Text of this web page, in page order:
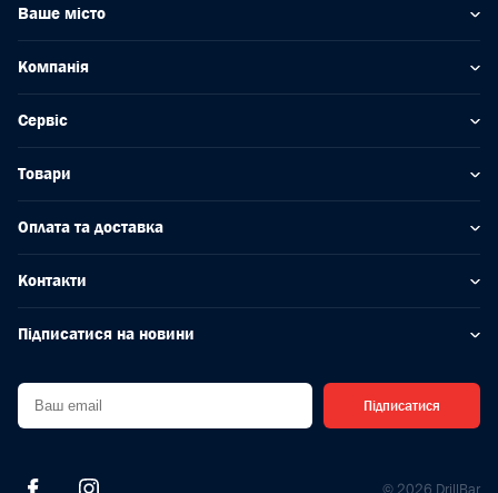
Ваше місто
Компанія
Сервіс
Товари
Оплата та доставка
Контакти
Підписатися на новини
Підписатися
© 2026 DrillBar